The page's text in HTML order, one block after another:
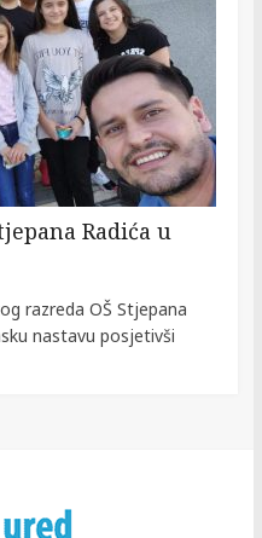
Radića u
razreda OŠ Stjepana
nastavu posjetivši